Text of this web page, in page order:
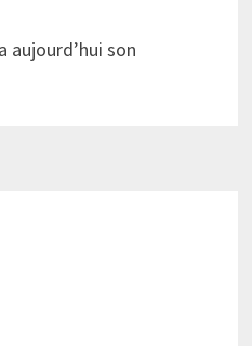
aujourd’hui son